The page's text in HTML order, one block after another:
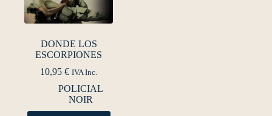
DONDE LOS
ESCORPIONES
10,95€ IVA Inc.
POLICIAL
NOIR